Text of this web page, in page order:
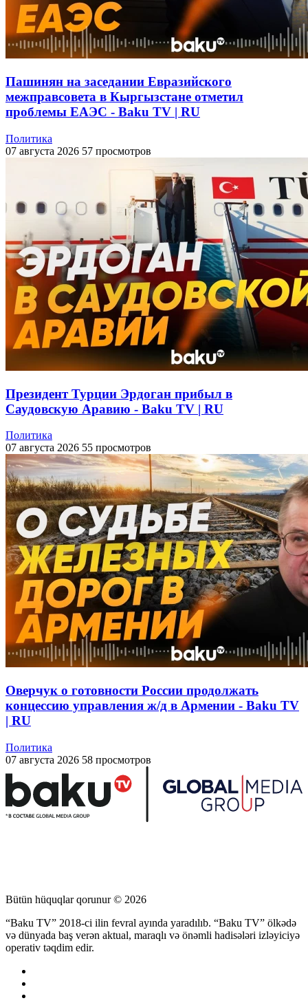
Пашинян на заседании Евразийского
межправсовета в Кыргызстане отметил
проблемы ЕАЭС - Baku TV | RU
Политика
07 августа 2026 57 просмотров
Президент Турции Эрдоган прибыл в
Саудовскую Аравию - Baku TV | RU
Политика
07 августа 2026 55 просмотров
Оверчук о готовности России продолжать
концессию управления ж/д в Армении - Baku TV
| RU
Политика
07 августа 2026 58 просмотров
Bütün hüquqlar qorunur © 2026
“Baku TV” 2018-ci ilin fevral ayında yaradılıb. “Baku TV” ölkədə
və dünyada baş verən aktual, maraqlı və önəmli hadisələri izləyiciyə
operativ təqdim edir.